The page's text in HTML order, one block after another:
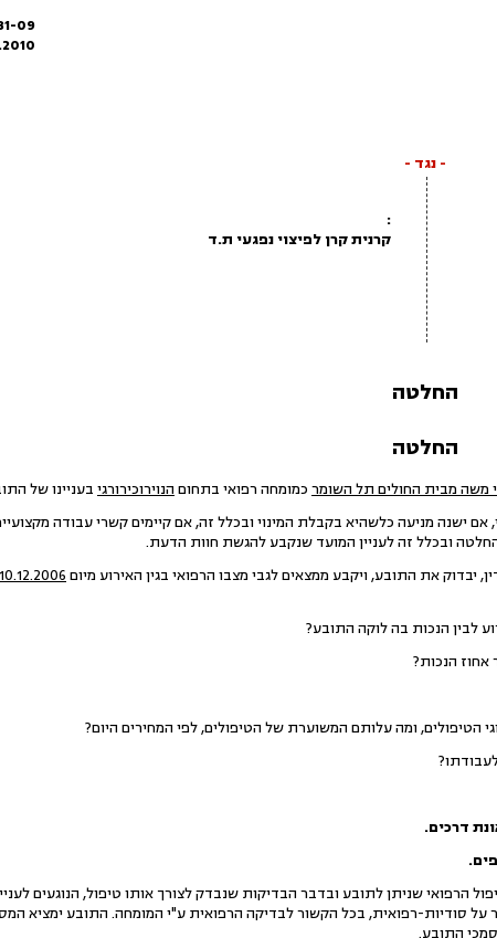
09
- נגד -
:
קרנית קרן לפיצוי נפגעי ת.ד
החלטה
החלטה
משה מבית החולים תל השומר כמומחה רפואי בתחום הנוירוכירורגי בעניינו של
מניעה כלשהיא בקבלת המינוי ובכלל זה, אם קיימים קשרי עבודה
ובכלל זה לעניין המועד שנקבע להגשת חוות הדעת.
יבדוק את התובע, ויקבע ממצאים לגבי מצבו הרפואי בגין האירוע מיום 10.12.2006
לבין הנכות בה לוקה התובע?
אחוז הנכות?
הטיפולים, ומה עלותם המשוערת של הטיפולים, לפי המחירים היום?
דרכים.
הרפואי שניתן לתובע ובדבר הבדיקות שנבדק לצורך אותו טיפול, הנוגעים
סודיות-רפואית, בכל הקשור לבדיקה הרפואית ע"י המומחה. התובע ימציא